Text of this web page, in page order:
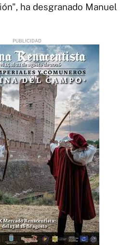
ha desgranado Manuel